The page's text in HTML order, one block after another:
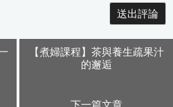
【煮婦課程】茶與養生疏果汁
的邂逅
下一篇文章